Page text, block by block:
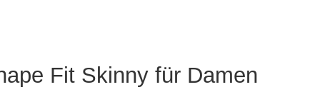
Fit Skinny für Damen